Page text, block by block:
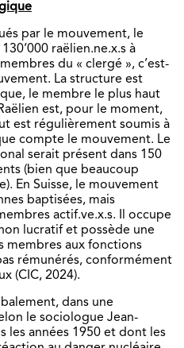
par le mouvement, le
raëlien.ne.x.s à
du « clergé », c’est-
La structure est
le membre le plus haut
est, pour le moment,
est régulièrement soumis à
compte le mouvement. Le
serait présent dans 150
(bien que beaucoup
En Suisse, le mouvement
baptisées, mais
actif.ve.x.s. Il occupe
lucratif et possède une
membres aux fonctions
rémunérés, conformément
(CIC, 2024).
dans une
le sociologue Jean-
les années 1950 et dont les